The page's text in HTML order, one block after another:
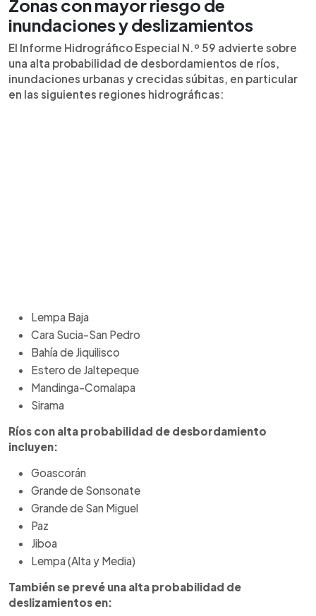
Zonas con mayor riesgo de
inundaciones y deslizamientos
El Informe Hidrográfico Especial N.º 59 advierte sobre
una alta probabilidad de desbordamientos de ríos,
inundaciones urbanas y crecidas súbitas, en particular
en las siguientes regiones hidrográficas:
Lempa Baja
Cara Sucia-San Pedro
Bahía de Jiquilisco
Estero de Jaltepeque
Mandinga-Comalapa
Sirama
Ríos con alta probabilidad de desbordamiento
incluyen:
Goascorán
Grande de Sonsonate
Grande de San Miguel
Paz
Jiboa
Lempa (Alta y Media)
También se prevé una alta probabilidad de
deslizamientos en: